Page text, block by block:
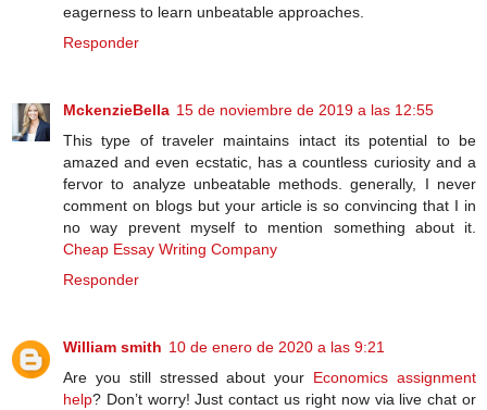
eagerness to learn unbeatable approaches.
Responder
MckenzieBella 15 de noviembre de 2019 a las 12:55
This type of traveler maintains intact its potential to be
amazed and even ecstatic, has a countless curiosity and a
fervor to analyze unbeatable methods. generally, I never
comment on blogs but your article is so convincing that I in
no way prevent myself to mention something about it.
Cheap Essay Writing Company
Responder
William smith 10 de enero de 2020 a las 9:21
Are you still stressed about your Economics assignment
help? Don’t worry! Just contact us right now via live chat or